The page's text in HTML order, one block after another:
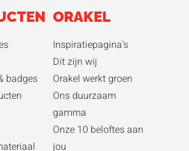
badges
ORAKEL
Inspiratiepagina's
Dit zijn wij
Orakel werkt groen
Ons duurzaam
gamma
Onze 10 beloftes aan
jou